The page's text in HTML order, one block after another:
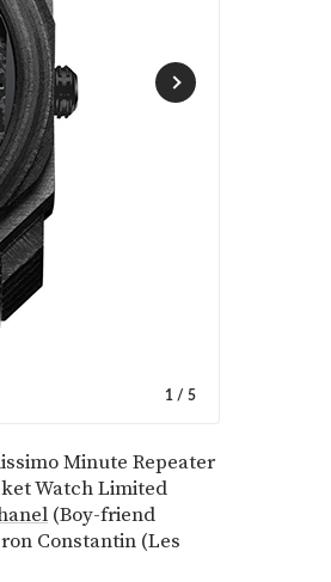
1 / 5
Minute Repeater
Watch Limited
(Boy-friend
Constantin (Les